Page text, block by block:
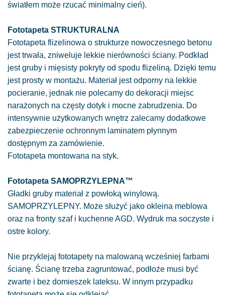
światłem może rzucać minimalny cień).
Fototapeta STRUKTURALNA
Fototapeta flizelinowa o strukturze nowoczesnego betonu
jest trwała, zniweluje lekkie nierówności ściany. Podkład
jest gruby i mięsisty pokryty od spodu flizeliną. Dzięki temu
jest prosty w montażu. Materiał jest odporny na lekkie
pocieranie, jednak nie polecamy do dekoracji miejsc
narażonych na częsty dotyk i mocne zabrudzenia. Do
intensywnie użytkowanych wnętrz zalecamy dodatkowe
zabezpieczenie ochronnym laminatem płynnym
dostępnym za zamówienie.
Fototapeta montowana na styk.
Fototapeta SAMOPRZYLEPNA™
Gładki gruby materiał z powłoką winylową.
SAMOPRZYLEPNY. Może służyć jako okleina meblowa
oraz na fronty szaf i kuchenne AGD. Wydruk ma soczyste i
ostre kolory.
Nie przyklejaj fototapety na malowaną wcześniej farbami
ścianę. Ścianę trzeba zagruntować, podłoże musi być
zwarte i bez domieszek lateksu. W innym przypadku